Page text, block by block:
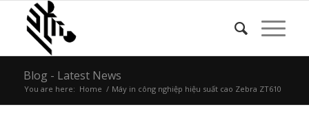
Blog - Latest News
You are here: Home / Máy in công nghiệp hiệu suất cao Zebra ZT610